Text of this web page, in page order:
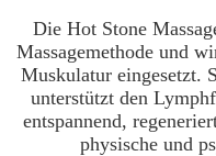
Die Hot Stone
Massagemethode und
Muskulatur eingesetzt.
unterstützt den
entspannend,
physische und